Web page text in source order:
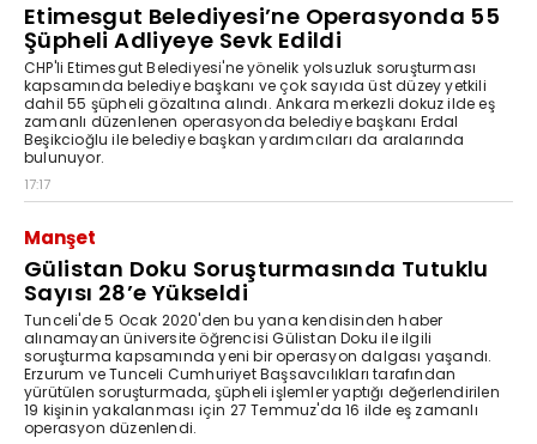
Etimesgut Belediyesi’ne Operasyonda 55
Şüpheli Adliyeye Sevk Edildi
CHP'li Etimesgut Belediyesi'ne yönelik yolsuzluk soruşturması
kapsamında belediye başkanı ve çok sayıda üst düzey yetkili
dahil 55 şüpheli gözaltına alındı. Ankara merkezli dokuz ilde eş
zamanlı düzenlenen operasyonda belediye başkanı Erdal
Beşikcioğlu ile belediye başkan yardımcıları da aralarında
bulunuyor.
17:17
Manşet
Gülistan Doku Soruşturmasında Tutuklu
Sayısı 28’e Yükseldi
Tunceli'de 5 Ocak 2020'den bu yana kendisinden haber
alınamayan üniversite öğrencisi Gülistan Doku ile ilgili
soruşturma kapsamında yeni bir operasyon dalgası yaşandı.
Erzurum ve Tunceli Cumhuriyet Başsavcılıkları tarafından
yürütülen soruşturmada, şüpheli işlemler yaptığı değerlendirilen
19 kişinin yakalanması için 27 Temmuz'da 16 ilde eş zamanlı
operasyon düzenlendi.